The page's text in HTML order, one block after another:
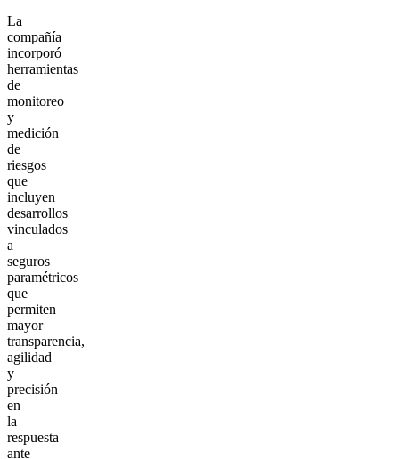
La
compañía
incorporó
herramientas
de
monitoreo
y
medición
de
riesgos
que
incluyen
desarrollos
vinculados
a
seguros
paramétricos
que
permiten
mayor
transparencia,
agilidad
y
precisión
en
la
respuesta
ante